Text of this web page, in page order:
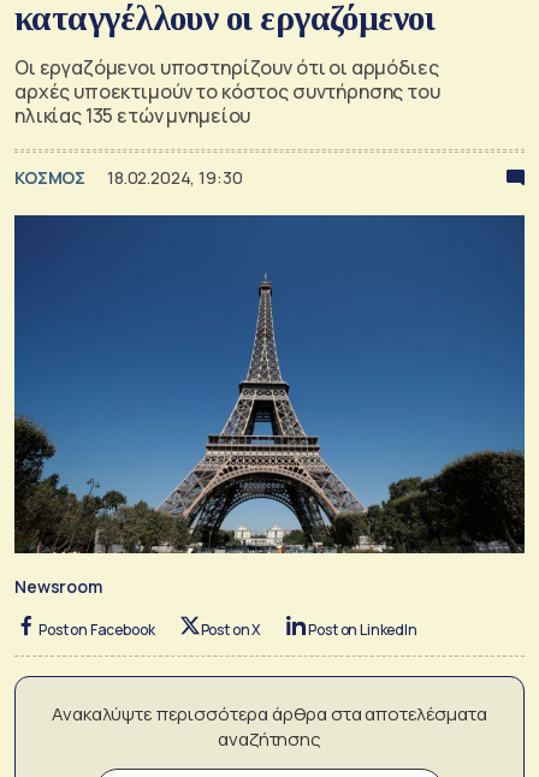
καταγγέλλουν οι εργαζόμενοι
Οι εργαζόμενοι υποστηρίζουν ότι οι αρμόδιες
αρχές υποεκτιμούν το κόστος συντήρησης του
ηλικίας 135 ετών μνημείου
ΚΟΣΜΟΣ 18.02.2024, 19:30
Newsroom
Post on Facebook Post on X Post on LinkedIn
Ανακαλύψτε περισσότερα άρθρα στα αποτελέσματα
αναζήτησης